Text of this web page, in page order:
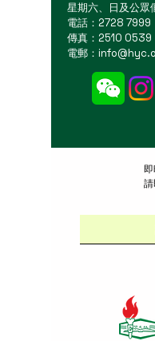
星期六、日及公眾
電話：2728 7999
傳真：2510 0539
電郵：